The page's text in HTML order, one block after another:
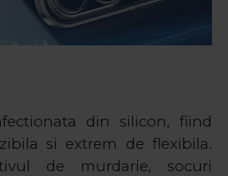
din silicon, fiind
si extrem de flexibila.
de murdarie, socuri